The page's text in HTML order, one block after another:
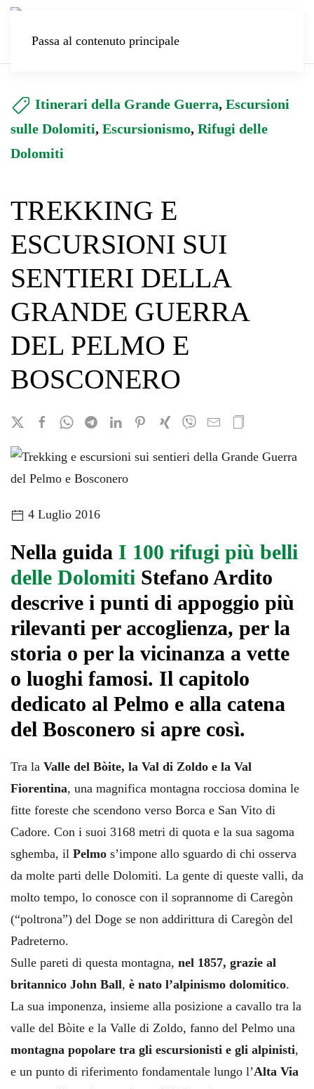
Passa al contenuto principale
Itinerari della Grande Guerra, Escursioni
sulle Dolomiti, Escursionismo, Rifugi delle
Dolomiti
TREKKING E
ESCURSIONI SUI
SENTIERI DELLA
GRANDE GUERRA
DEL PELMO E
BOSCONERO
4 Luglio 2016
Nella guida I 100 rifugi più belli
delle Dolomiti Stefano Ardito
descrive i punti di appoggio più
rilevanti per accoglienza, per la
storia o per la vicinanza a vette
o luoghi famosi. Il capitolo
dedicato al Pelmo e alla catena
del Bosconero si apre così.
Tra la Valle del Bòite, la Val di Zoldo e la Val
Fiorentina, una magnifica montagna rocciosa domina le
fitte foreste che scendono verso Borca e San Vito di
Cadore. Con i suoi 3168 metri di quota e la sua sagoma
sghemba, il Pelmo s’impone allo sguardo di chi osserva
da molte parti delle Dolomiti. La gente di queste valli, da
molto tempo, lo conosce con il soprannome di Caregòn
(“poltrona”) del Doge se non addirittura di Caregòn del
Padreterno.
Sulle pareti di questa montagna, nel 1857, grazie al
britannico John Ball, è nato l’alpinismo dolomitico.
La sua imponenza, insieme alla posizione a cavallo tra la
valle del Bòite e la Valle di Zoldo, fanno del Pelmo una
montagna popolare tra gli escursionisti e gli alpinisti,
e un punto di riferimento fondamentale lungo l’Alta Via